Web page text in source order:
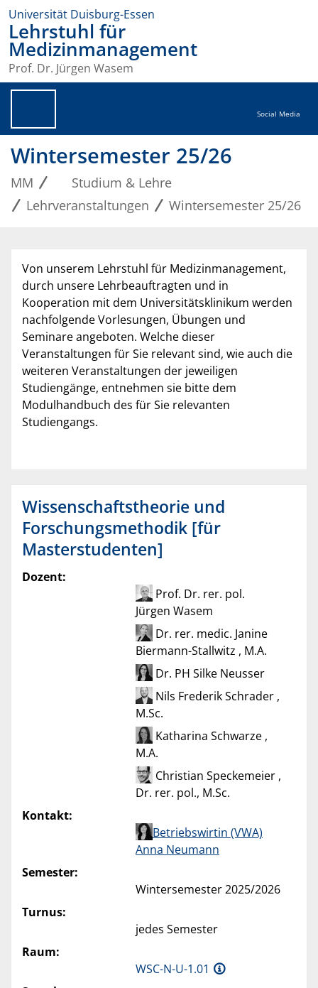
Universität Duisburg-Essen
Lehrstuhl für
Medizinmanagement
Prof. Dr. Jürgen Wasem
Social Media
Wintersemester 25/26
MM
Studium & Lehre
Lehrveranstaltungen
Wintersemester 25/26
Von unserem Lehrstuhl für Medizinmanagement,
durch unsere Lehrbeauftragten und in
Kooperation mit dem Universitätsklinikum werden
nachfolgende Vorlesungen, Übungen und
Seminare angeboten. Welche dieser
Veranstaltungen für Sie relevant sind, wie auch die
weiteren Veranstaltungen der jeweiligen
Studiengänge, entnehmen sie bitte dem
Modulhandbuch des für Sie relevanten
Studiengangs.
Wissenschaftstheorie und
Forschungsmethodik [für
Masterstudenten]
Dozent:
Prof. Dr. rer. pol.
Jürgen Wasem
Dr. rer. medic. Janine
Biermann-Stallwitz , M.A.
Dr. PH Silke Neusser
Nils Frederik Schrader ,
M.Sc.
Katharina Schwarze ,
M.A.
Christian Speckemeier ,
Dr. rer. pol., M.Sc.
Kontakt:
Betriebswirtin (VWA)
Anna Neumann
Semester:
Wintersemester 2025/2026
Turnus:
jedes Semester
Raum:
WSC-N-U-1.01